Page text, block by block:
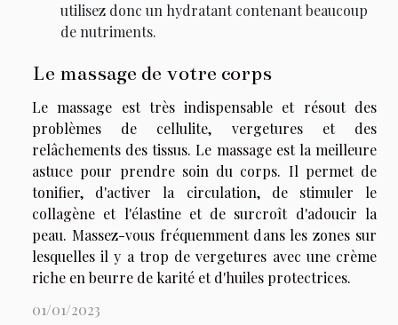
utilisez donc un hydratant contenant beaucoup
de nutriments.
Le massage de votre corps
Le massage est très indispensable et résout des
problèmes de cellulite, vergetures et des
relâchements des tissus. Le massage est la meilleure
astuce pour prendre soin du corps. Il permet de
tonifier, d'activer la circulation, de stimuler le
collagène et l'élastine et de surcroît d'adoucir la
peau. Massez-vous fréquemment dans les zones sur
lesquelles il y a trop de vergetures avec une crème
riche en beurre de karité et d'huiles protectrices.
01/01/2023